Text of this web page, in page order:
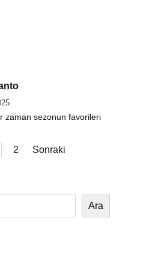
zaman sezonun favorileri
2 Sonraki
Ara